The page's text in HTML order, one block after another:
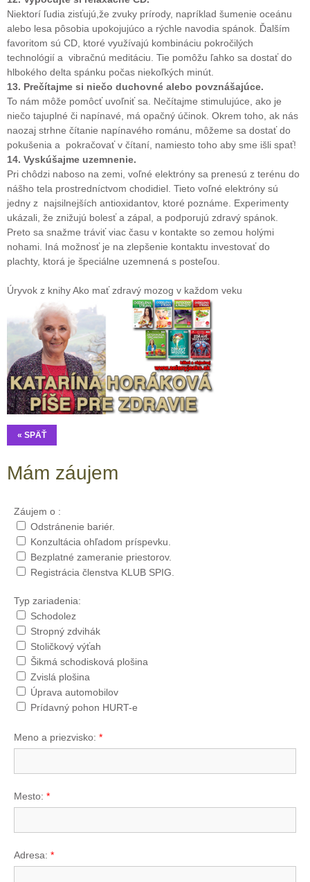
Niektorí ľudia zisťujú,že zvuky prírody, napríklad šumenie oceánu
alebo lesa pôsobia upokojujúco a rýchle navodia spánok. Ďalším
favoritom sú CD, ktoré využívajú kombináciu pokročilých
technológií a vibračnú meditáciu. Tie pomôžu ľahko sa dostať do
hlbokého delta spánku počas niekoľkých minút.
13. Prečítajme si niečo duchovné alebo povznášajúce.
To nám môže pomôcť uvoľniť sa. Nečítajme stimulujúce, ako je
niečo tajuplné či napínavé, má opačný účinok. Okrem toho, ak nás
naozaj strhne čítanie napínavého románu, môžeme sa dostať do
pokušenia a pokračovať v čítaní, namiesto toho aby sme išli spať!
14. Vyskúšajme uzemnenie.
Pri chôdzi naboso na zemi, voľné elektróny sa prenesú z terénu do
nášho tela prostredníctvom chodidiel. Tieto voľné elektróny sú
jedny z najsilnejších antioxidantov, ktoré poznáme. Experimenty
ukázali, že znižujú bolesť a zápal, a podporujú zdravý spánok.
Preto sa snažme tráviť viac času v kontakte so zemou holými
nohami. Iná možnosť je na zlepšenie kontaktu investovať do
plachty, ktorá je špeciálne uzemnená s posteľou.
Úryvok z knihy Ako mať zdravý mozog v každom veku
« SPÄŤ
Mám záujem
Záujem o :
Odstránenie bariér.
Konzultácia ohľadom príspevku.
Bezplatné zameranie priestorov.
Registrácia členstva KLUB SPIG.
Typ zariadenia:
Schodolez
Stropný zdvihák
Stoličkový výťah
Šikmá schodisková plošina
Zvislá plošina
Úprava automobilov
Prídavný pohon HURT-e
Meno a priezvisko: *
Mesto: *
Adresa: *